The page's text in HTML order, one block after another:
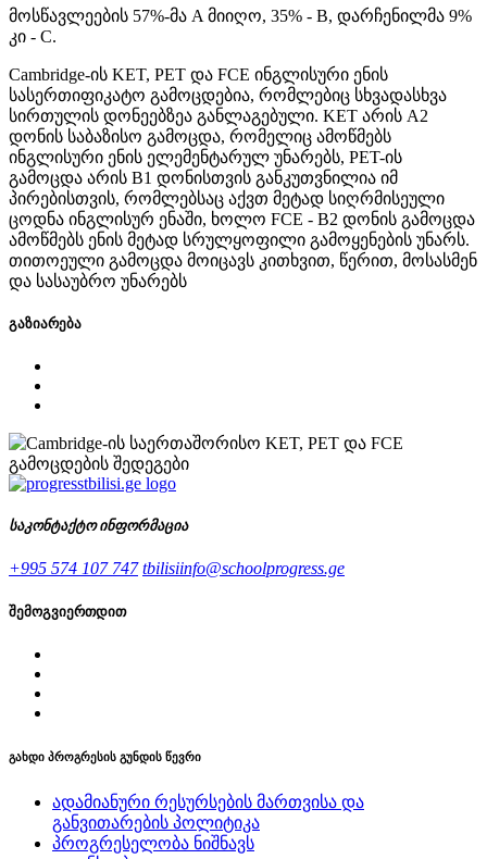
მოსწავლეების 57%-მა A მიიღო, 35% - B, დარჩენილმა 9%
კი - C.
Cambridge-ის KET, PET და FCE ინგლისური ენის
სასერთიფიკატო გამოცდებია, რომლებიც სხვადასხვა
სირთულის დონეებზეა განლაგებული. KET არის A2
დონის საბაზისო გამოცდა, რომელიც ამოწმებს
ინგლისური ენის ელემენტარულ უნარებს, PET-ის
გამოცდა არის B1 დონისთვის განკუთვნილია იმ
პირებისთვის, რომლებსაც აქვთ მეტად სიღრმისეული
ცოდნა ინგლისურ ენაში, ხოლო FCE - B2 დონის გამოცდა
ამოწმებს ენის მეტად სრულყოფილი გამოყენების უნარს.
თითოეული გამოცდა მოიცავს კითხვით, წერით, მოსასმენ
და სასაუბრო უნარებს
გაზიარება
საკონტაქტო ინფორმაცია
+995 574 107 747 tbilisiinfo@schoolprogress.ge
შემოგვიერთდით
გახდი პროგრესის გუნდის წევრი
ადამიანური რესურსების მართვისა და
განვითარების პოლიტიკა
პროგრესელობა ნიშნავს